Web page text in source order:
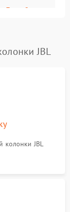
Подробнее →
JBL
колонки JBL